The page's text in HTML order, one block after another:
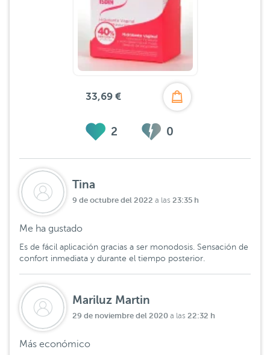
33,69 €
2 0
Tina
9 de octubre del 2022 a las 23:35 h
Me ha gustado
Es de fácil aplicación gracias a ser monodosis. Sensación de
confort inmediata y durante el tiempo posterior.
Mariluz Martin
29 de noviembre del 2020 a las 22:32 h
Más económico